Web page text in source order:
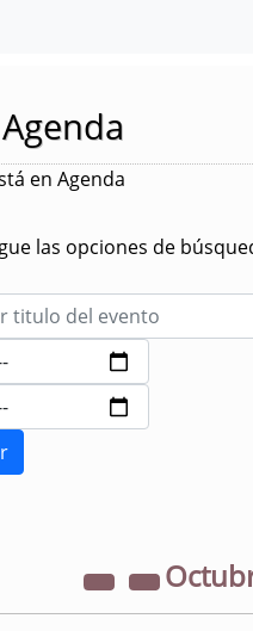
Agenda
en Agenda
las opciones de